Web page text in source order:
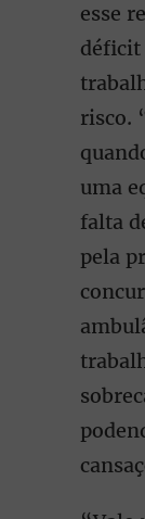
esse
déficit
risco.
uma
falta
pela